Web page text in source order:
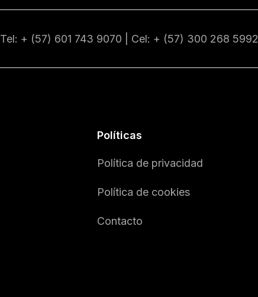
Tel: + (57) 601 743 9070 | Cel: + (57) 300 268 5992
Políticas
Política de privacidad
Política de cookies
Contacto